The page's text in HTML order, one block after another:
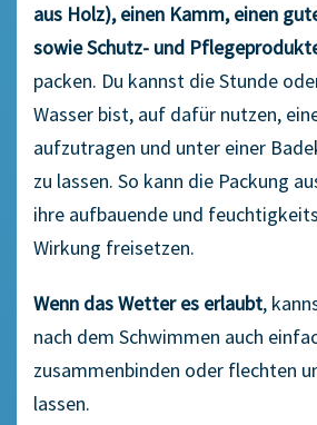
aus Holz), einen Kamm, einen
sowie Schutz- und
packen. Du kannst die Stunde
Wasser bist, auf dafür nutzen,
aufzutragen und unter einer
zu lassen. So kann die Packung
ihre aufbauende und
Wirkung freisetzen.
Wenn das Wetter es erlaubt,
nach dem Schwimmen auch
zusammenbinden oder flechten
lassen.